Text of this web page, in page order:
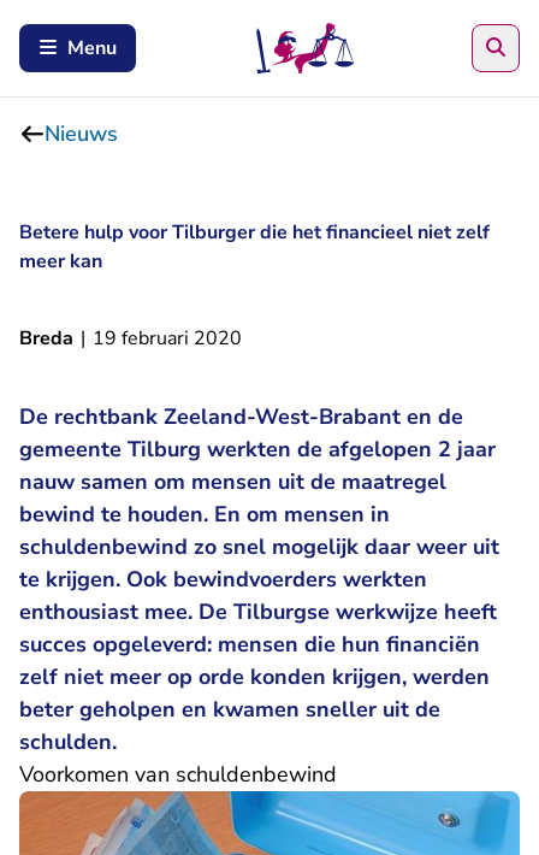
Menu
Nieuws
Betere hulp voor Tilburger die het financieel niet zelf
meer kan
Breda | 19 februari 2020
De rechtbank Zeeland-West-Brabant en de
gemeente Tilburg werkten de afgelopen 2 jaar
nauw samen om mensen uit de maatregel
bewind te houden. En om mensen in
schuldenbewind zo snel mogelijk daar weer uit
te krijgen. Ook bewindvoerders werkten
enthousiast mee. De Tilburgse werkwijze heeft
succes opgeleverd: mensen die hun financiën
zelf niet meer op orde konden krijgen, werden
beter geholpen en kwamen sneller uit de
schulden.
Voorkomen van schuldenbewind